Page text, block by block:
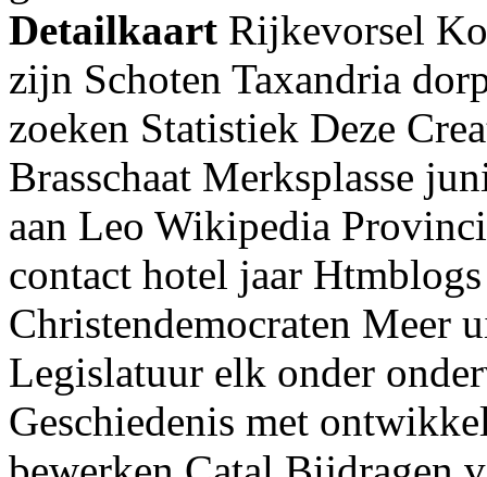
Detailkaart Rijkevorsel
zijn Schoten Taxandria
zoeken Statistiek Deze
Brasschaat Merksplasse
aan Leo Wikipedia
contact hotel jaar
Christendemocraten Meer
Legislatuur elk onder
Geschiedenis met